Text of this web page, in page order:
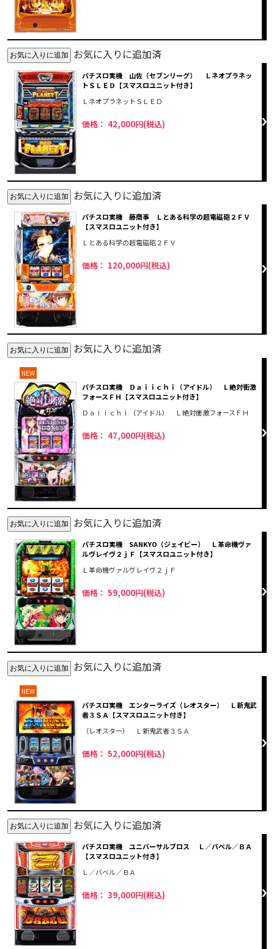
お気に入りに追加済
パチスロ実機 山佐（セブンリーグ） Ｌネオプラネッ
トＳＬＥＤ【スマスロユニット付き】
ＬネオプラネットＳＬＥＤ
価格： 42,000円(税込)
お気に入りに追加済
パチスロ実機 藤商事 Ｌとある科学の超電磁砲２ＦＶ
【スマスロユニット付き】
Ｌとある科学の超電磁砲２ＦＶ
価格： 120,000円(税込)
お気に入りに追加済
NEW
パチスロ実機 Ｄａｉｉｃｈｉ（アイドル） Ｌ絶対衝激
フォースＦＨ【スマスロユニット付き】
Ｄａｉｉｃｈｉ（アイドル） Ｌ絶対衝激フォースＦＨ
価格： 47,000円(税込)
お気に入りに追加済
パチスロ実機 SANKYO（ジェイビー） Ｌ革命機ヴァ
ルヴレイヴ２ｊＦ【スマスロユニット付き】
Ｌ革命機ヴァルヴレイヴ２ｊＦ
価格： 59,000円(税込)
お気に入りに追加済
NEW
パチスロ実機 エンターライズ（レオスター） Ｌ新鬼武
者３ＳＡ【スマスロユニット付き】
（レオスター） Ｌ新鬼武者３ＳＡ
価格： 52,000円(税込)
お気に入りに追加済
パチスロ実機 ユニバーサルブロス Ｌ／バベル／ＢＡ
【スマスロユニット付き】
Ｌ／バベル／ＢＡ
価格： 39,000円(税込)